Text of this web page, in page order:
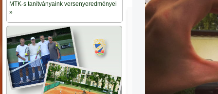
MTK-s tanítványaink versenyeredményei
»